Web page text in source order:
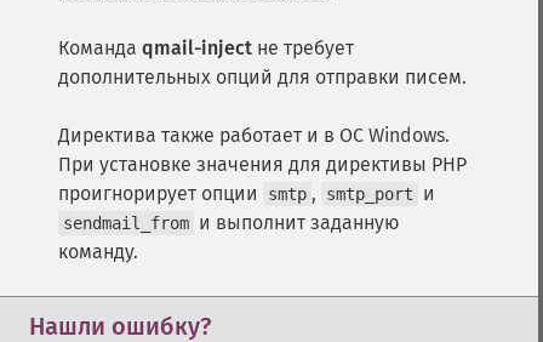
Команда qmail-inject не требует
дополнительных опций для отправки писем.
Директива также работает и в ОС Windows.
При установке значения для директивы PHP
проигнорирует опции
smtp , smtp_port и
sendmail_from и выполнит заданную
команду.
Нашли ошибку?